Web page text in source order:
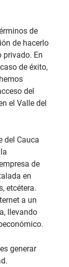
de
de hacerlo
privado. En
de éxito,
del
el Valle del
del Cauca
de
en
etcétera.
a un
llevando
generar